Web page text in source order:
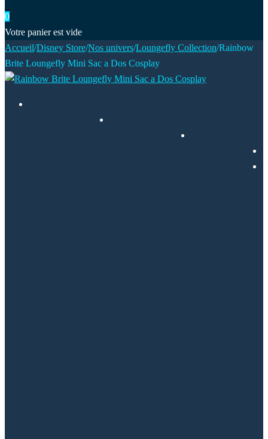
0
Votre panier est vide
Accueil/Disney Store/Nos univers/Loungefly Collection/Rainbow
Brite Loungefly Mini Sac a Dos Cosplay